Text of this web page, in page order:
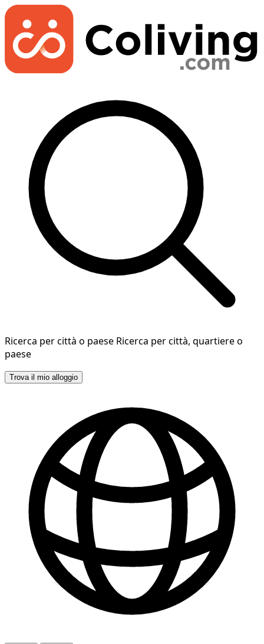
Ricerca per città o paese Ricerca per città, quartiere o
paese
Trova il mio alloggio